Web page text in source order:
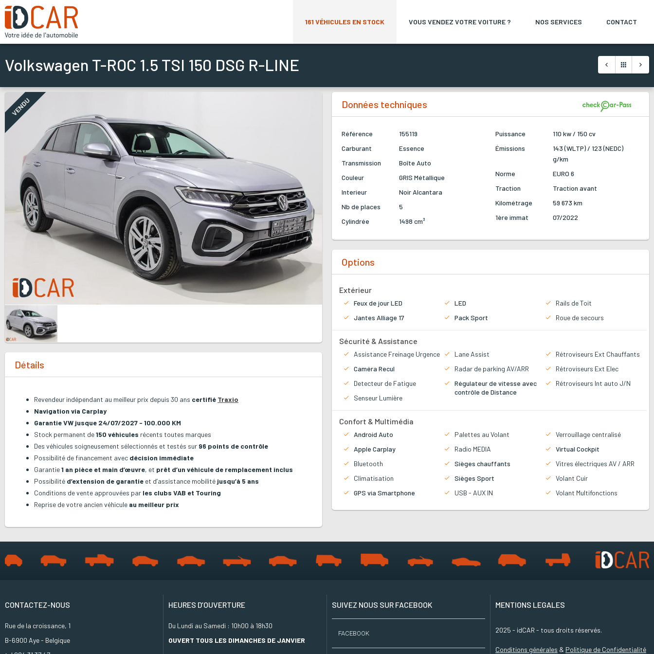
161 VÉHICULES EN STOCK VOUS VENDEZ VOTRE VOITURE ? NOS SERVICES CONTACT
Volkswagen T-ROC 1.5 TSI 150 DSG R-LINE
VENDU
Détails
Revendeur indépendant au meilleur prix depuis 30 ans certifié Traxio
Navigation via Carplay
Garantie VW jusque 24/07/2027 - 100.000 KM
Stock permanent de150 véhicules récents toutes marques
Des véhicules soigneusement sélectionnés et testés sur 96 points de contrôle
Possibilité de financement avec décision immédiate
Garantie1 an pièce et main d’œuvre, et prêt d’un véhicule de remplacement inclus
Possibilité d’extension de garantie et d’assistance mobilité jusqu’à 5 ans
Conditions de vente approuvées par les clubs VAB et Touring
Reprise de votre ancien véhicule au meilleur prix
Données techniques
Référence
155119
Carburant
Essence
Transmission
Boîte Auto
Couleur
GRIS Métallique
Interieur
Noir Alcantara
Nb de places
5
Cylindrée
1498 cm³
Puissance
110 kw / 150 cv
Émissions
143 (WLTP) / 123 (NEDC)
g/km
Norme
EURO 6
Traction
Traction avant
Kilométrage
59 673 km
1ère immat
07/2022
Options
Extérieur
Feux de jour LED
Jantes Alliage 17
LED
Pack Sport
Rails de Toit
Roue de secours
Sécurité & Assistance
Assistance Freinage Urgence
Caméra Recul
Detecteur de Fatigue
Senseur Lumière
Lane Assist
Radar de parking AV/ARR
Régulateur de vitesse avec
contrôle de Distance
Rétroviseurs Ext Chauffants
Rétroviseurs Ext Elec
Rétroviseurs Int auto J/N
Confort & Multimédia
Android Auto
Apple Carplay
Bluetooth
Climatisation
GPS via Smartphone
Palettes au Volant
Radio MEDIA
Sièges chauffants
Sièges Sport
USB - AUX IN
Verrouillage centralisé
Virtual Cockpit
Vitres électriques AV / ARR
Volant Cuir
Volant Multifonctions
CONTACTEZ-NOUS
Rue de la croissance, 1
B-6900 Aye - Belgique
HEURES D’OUVERTURE
Du Lundi au Samedi : 10h00 à 18h30
OUVERT TOUS LES DIMANCHES DE JANVIER
SUIVEZ NOUS SUR FACEBOOK
FACEBOOK
MENTIONS LEGALES
2025 - idCAR - tous droits réservés.
Conditions générales & Politique de Confidentialité